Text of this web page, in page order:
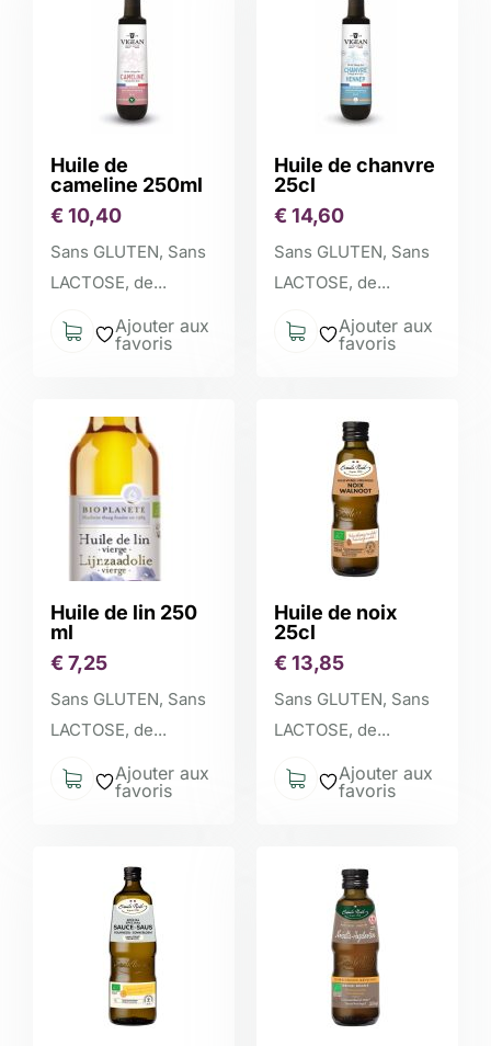
Huile de
cameline 250ml
€ 10,40
Sans GLUTEN, Sans
LACTOSE, de...
Ajouter aux
favoris
Huile de chanvre
25cl
€ 14,60
Sans GLUTEN, Sans
LACTOSE, de...
Ajouter aux
favoris
Huile de lin 250
ml
€ 7,25
Sans GLUTEN, Sans
LACTOSE, de...
Ajouter aux
favoris
Huile de noix
25cl
€ 13,85
Sans GLUTEN, Sans
LACTOSE, de...
Ajouter aux
favoris